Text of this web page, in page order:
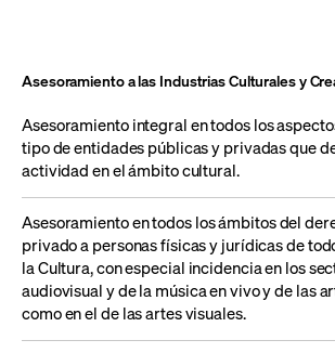
Asesoramiento a las Industrias Culturales y
Asesoramiento integral en todos los
tipo de entidades públicas y privadas que
actividad en el ámbito cultural.
Asesoramientoen todos los ámbitos del
privado a personas físicas y jurídicas de
la Cultura, con especial incidencia en los
audiovisual y de la música en vivo y de las
como en el de las artes visuales.